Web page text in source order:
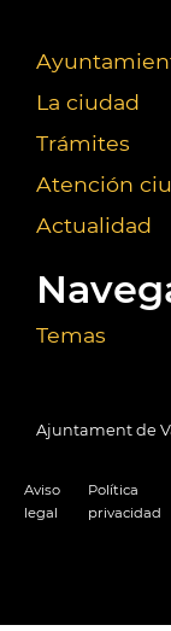
La ciudad
Trámites
Atención
Actualidad
Temas
Ajuntament de
Aviso
legal
Política
privacidad